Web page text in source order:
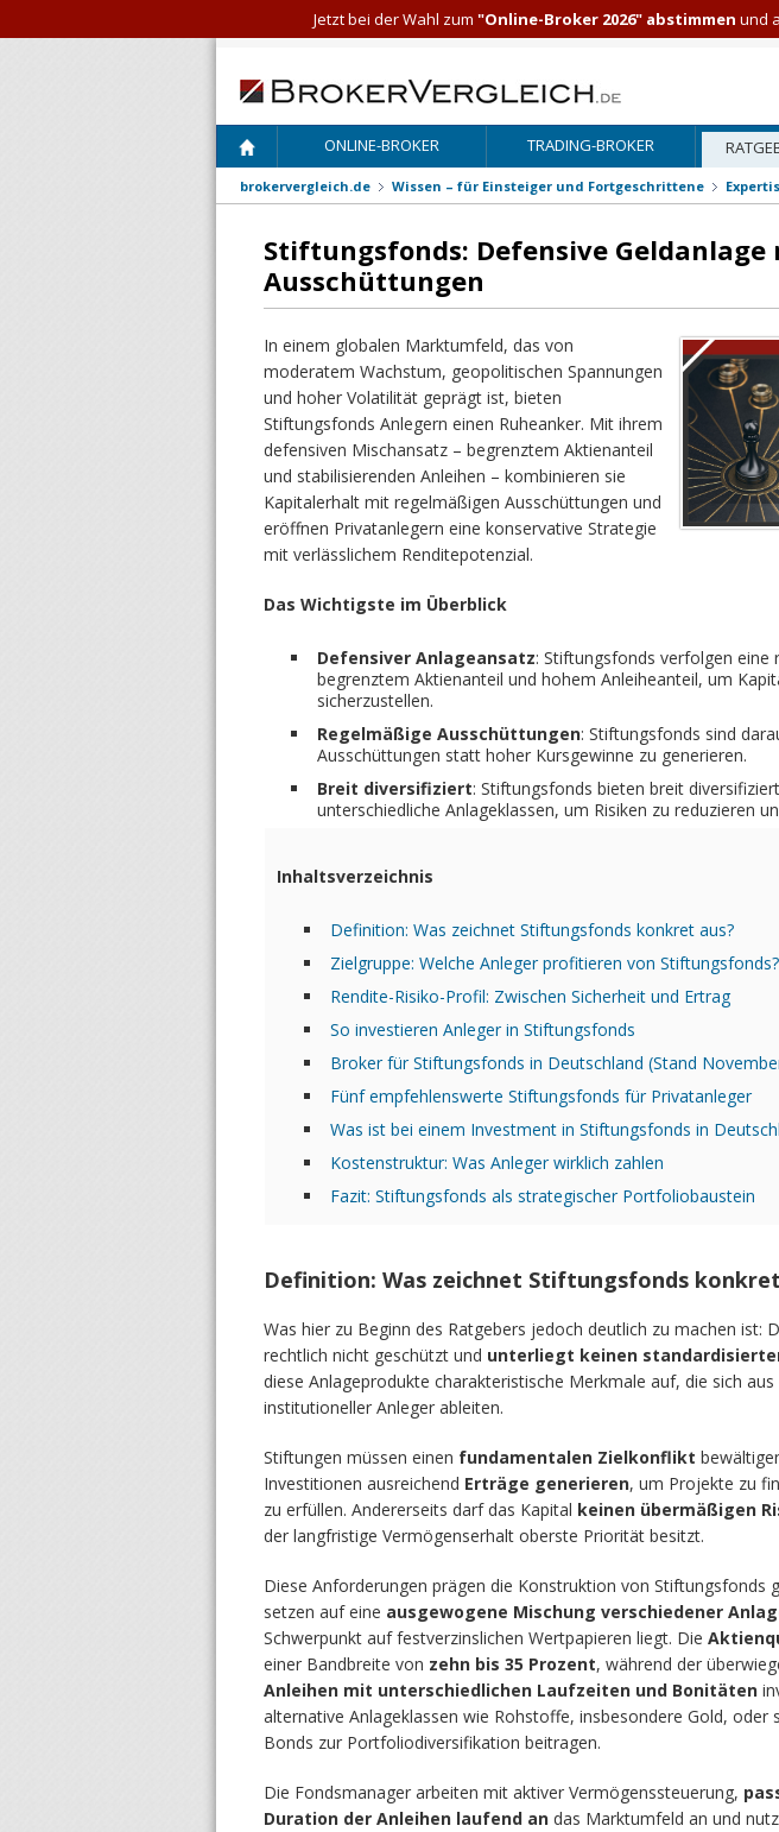
ONLINE-BROKER TRADING-BROKER
brokervergleich.de Wissen – für Einsteiger und Fortgeschrittene
Stiftungsfonds: Defensive
Ausschüttungen
In einem globalen Marktumfeld, das von
moderatem Wachstum, geopolitischen Spannungen
und hoher Volatilität geprägt ist, bieten
Stiftungsfonds Anlegern einen Ruheanker. Mit ihrem
defensiven Mischansatz – begrenztem Aktienanteil
und stabilisierenden Anleihen – kombinieren sie
Kapitalerhalt mit regelmäßigen Ausschüttungen und
eröffnen Privatanlegern eine konservative Strategie
mit verlässlichem Renditepotenzial.
Das Wichtigste im Überblick
Defensiver Anlageansatz: Stiftungsfonds verfolgen eine
begrenztem Aktienanteil und hohem Anleiheanteil, um
sicherzustellen.
Regelmäßige Ausschüttungen: Stiftungsfonds sind
Ausschüttungen statt hoher Kursgewinne zu generieren.
Breit diversifiziert: Stiftungsfonds bieten breit
unterschiedliche Anlageklassen, um Risiken zu reduzieren
Inhaltsverzeichnis
Definition: Was zeichnet Stiftungsfonds konkret aus?
Zielgruppe: Welche Anleger profitieren von Stiftungsfonds?
Rendite-Risiko-Profil: Zwischen Sicherheit und Ertrag
So investieren Anleger in Stiftungsfonds
Broker für Stiftungsfonds in Deutschland (Stand
Fünf empfehlenswerte Stiftungsfonds für Privatanleger
Was ist bei einem Investment in Stiftungsfonds in
Kostenstruktur: Was Anleger wirklich zahlen
Fazit: Stiftungsfonds als strategischer Portfoliobaustein
Definition: Was zeichnet Stiftungsfonds
Was hier zu Beginn des Ratgebers jedoch deutlich zu machen ist:
rechtlich nicht geschützt und unterliegt keinen
diese Anlageprodukte charakteristische Merkmale auf, die sich
institutioneller Anleger ableiten.
Stiftungen müssen einen fundamentalen Zielkonflikt
Investitionen ausreichend Erträge generieren, um Projekte zu
zu erfüllen. Andererseits darf das Kapital keinen übermäßigen
der langfristige Vermögenserhalt oberste Priorität besitzt.
Diese Anforderungen prägen die Konstruktion von Stiftungsfonds
setzen auf eine ausgewogene Mischung verschiedener
Schwerpunkt auf festverzinslichen Wertpapieren liegt. Die
einer Bandbreite von zehn bis 35 Prozent, während der
Anleihen mit unterschiedlichen Laufzeiten und Bonitäten
alternative Anlageklassen wie Rohstoffe, insbesondere Gold, oder
Bonds zur Portfoliodiversifikation beitragen.
Die Fondsmanager arbeiten mit aktiver Vermögenssteuerung,
Duration der Anleihen laufend an das Marktumfeld an und
Jetzt bei der Wahl zum "Online-Broker 2026" abstimmen und